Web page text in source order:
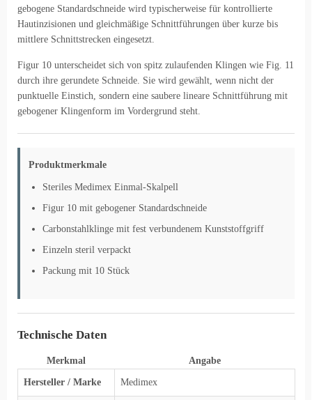
gebogene Standardschneide wird typischerweise für kontrollierte
Hautinzisionen und gleichmäßige Schnittführungen über kurze bis
mittlere Schnittstrecken eingesetzt.
Figur 10 unterscheidet sich von spitz zulaufenden Klingen wie Fig. 11
durch ihre gerundete Schneide. Sie wird gewählt, wenn nicht der
punktuelle Einstich, sondern eine saubere lineare Schnittführung mit
gebogener Klingenform im Vordergrund steht.
Produktmerkmale
Steriles Medimex Einmal-Skalpell
Figur 10 mit gebogener Standardschneide
Carbonstahlklinge mit fest verbundenem Kunststoffgriff
Einzeln steril verpackt
Packung mit 10 Stück
Technische Daten
Merkmal Angabe
Hersteller / Marke Medimex